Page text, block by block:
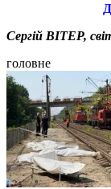
Сергій ВІТЕР,
головне